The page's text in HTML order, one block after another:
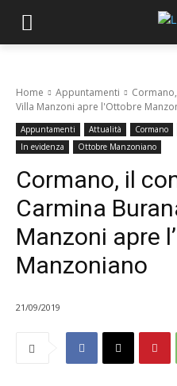
Home Appuntamenti
Villa Manzoni apre l'Ottobre
Appuntamenti Attualità Cormano
In evidenza
Ottobre Manzoniano
Cormano, il
Carmina
Manzoni apre
Manzoniano
21/09/2019